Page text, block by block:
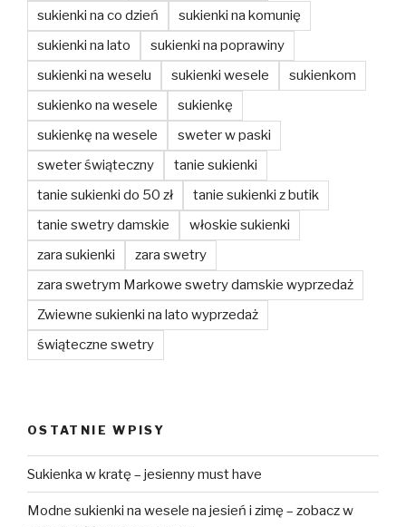
sukienki na co dzień
sukienki na komunię
sukienki na lato
sukienki na poprawiny
sukienki na weselu
sukienki wesele
sukienkom
sukienko na wesele
sukienkę
sukienkę na wesele
sweter w paski
sweter świąteczny
tanie sukienki
tanie sukienki do 50 zł
tanie sukienki z butik
tanie swetry damskie
włoskie sukienki
zara sukienki
zara swetry
zara swetrym Markowe swetry damskie wyprzedaż
Zwiewne sukienki na lato wyprzedaż
świąteczne swetry
OSTATNIE WPISY
Sukienka w kratę – jesienny must have
Modne sukienki na wesele na jesień i zimę – zobacz w